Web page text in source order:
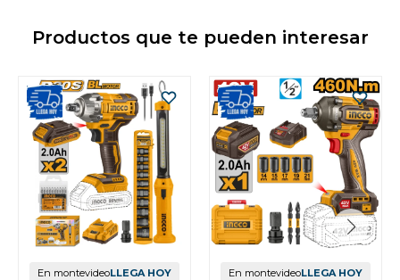
Productos que te pueden interesar
En montevideoLLEGA HOY En montevideoLLEGA HOY